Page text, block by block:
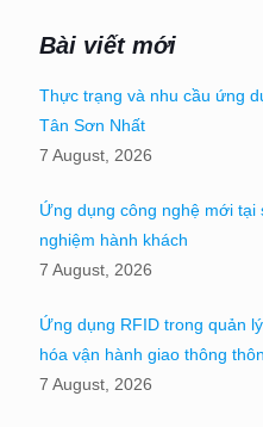
Bài viết mới
Thực trạng và nhu cầu ứng
Tân Sơn Nhất
7 August, 2026
Ứng dụng công nghệ mới tại
nghiệm hành khách
7 August, 2026
Ứng dụng RFID trong quản
hóa vận hành giao thông
7 August, 2026